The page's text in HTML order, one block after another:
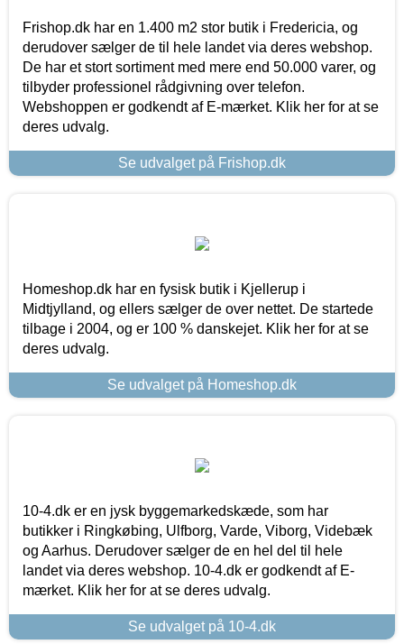
Frishop.dk har en 1.400 m2 stor butik i Fredericia, og
derudover sælger de til hele landet via deres webshop.
De har et stort sortiment med mere end 50.000 varer, og
tilbyder professionel rådgivning over telefon.
Webshoppen er godkendt af E-mærket. Klik her for at se
deres udvalg.
Se udvalget på Frishop.dk
Homeshop.dk har en fysisk butik i Kjellerup i
Midtjylland, og ellers sælger de over nettet. De startede
tilbage i 2004, og er 100 % danskejet. Klik her for at se
deres udvalg.
Se udvalget på Homeshop.dk
10-4.dk er en jysk byggemarkedskæde, som har
butikker i Ringkøbing, Ulfborg, Varde, Viborg, Videbæk
og Aarhus. Derudover sælger de en hel del til hele
landet via deres webshop. 10-4.dk er godkendt af E-
mærket. Klik her for at se deres udvalg.
Se udvalget på 10-4.dk